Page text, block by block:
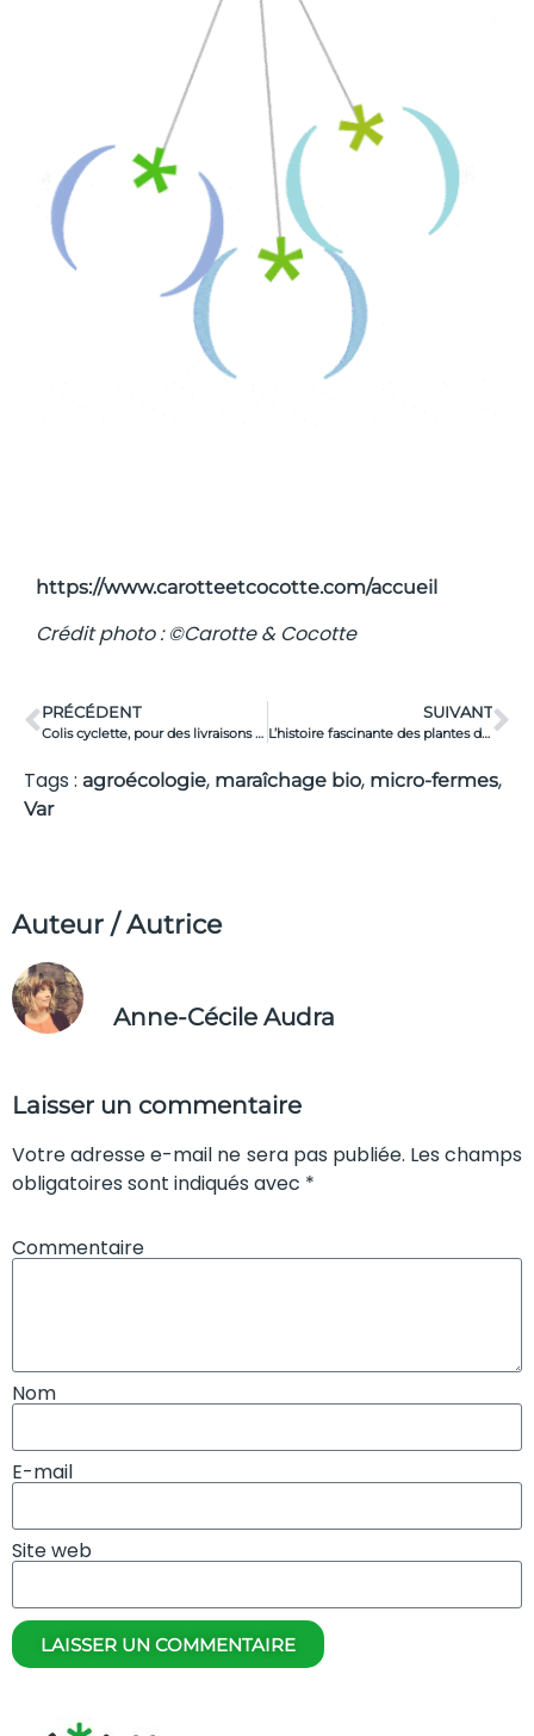
https://www.carotteetcocotte.com/accueil
Crédit photo :©Carotte & Cocotte
PRÉCÉDENT
Colis cyclette, pour des livraisons plus écologiques en mode vélo
SUIVANT
L’histoire fascinante des plantes de la Montagne de Lure
Tags : agroécologie, maraîchage bio, micro-fermes,
Var
Auteur / Autrice
Anne-Cécile Audra
Laisser un commentaire
Votre adresse e-mail ne sera pas publiée. Les champs
obligatoires sont indiqués avec *
Commentaire
Nom
E-mail
Site web
LAISSER UN COMMENTAIRE